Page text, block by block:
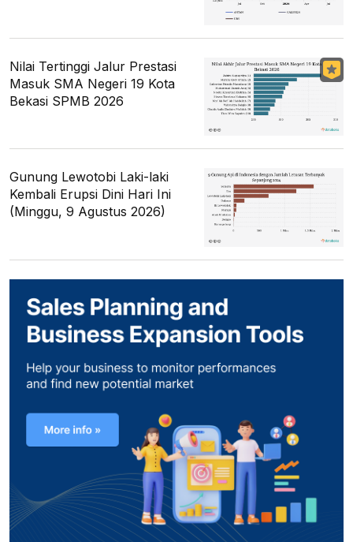
Nilai Tertinggi Jalur Prestasi
Masuk SMA Negeri 19 Kota
Bekasi SPMB 2026
Gunung Lewotobi Laki-laki
Kembali Erupsi Dini Hari Ini
(Minggu, 9 Agustus 2026)